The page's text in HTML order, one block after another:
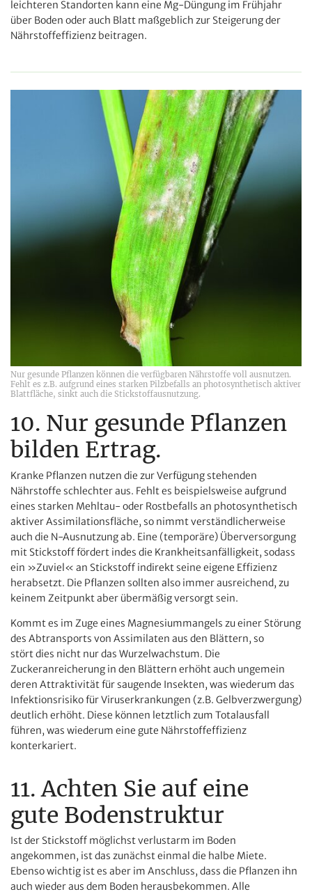
leichteren Standorten kann eine Mg-Düngung im Frühjahr
über Boden oder auch Blatt maßgeblich zur Steigerung der
Nährstoffeffizienz beitragen.
Nur gesunde Pflanzen können die verfügbaren Nährstoffe voll ausnutzen.
Fehlt es z.B. aufgrund eines starken Pilzbefalls an photosynthetisch aktiver
Blattfläche, sinkt auch die Stickstoffausnutzung.
10. Nur gesunde Pflanzen
bilden Ertrag.
Kranke Pflanzen nutzen die zur Verfügung stehenden
Nährstoffe schlechter aus. Fehlt es beispielsweise aufgrund
eines starken Mehltau- oder Rostbefalls an photosynthetisch
aktiver Assimilationsfläche, so nimmt verständlicherweise
auch die N-Ausnutzung ab. Eine (temporäre) Überversorgung
mit Stickstoff fördert indes die Krankheitsanfälligkeit, sodass
ein »Zuviel« an Stickstoff indirekt seine eigene Effizienz
herabsetzt. Die Pflanzen sollten also immer ausreichend, zu
keinem Zeitpunkt aber übermäßig versorgt sein.
Kommt es im Zuge eines Magnesiummangels zu einer Störung
des Abtransports von Assimilaten aus den Blättern, so
stört dies nicht nur das Wurzelwachstum. Die
Zuckeranreicherung in den Blättern erhöht auch ungemein
deren Attraktivität für saugende Insekten, was wiederum das
Infektionsrisiko für Viruserkrankungen (z.B. Gelbverzwergung)
deutlich erhöht. Diese können letztlich zum Totalausfall
führen, was wiederum eine gute Nährstoffeffizienz
konterkariert.
11. Achten Sie auf eine
gute Bodenstruktur
Ist der Stickstoff möglichst verlustarm im Boden
angekommen, ist das zunächst einmal die halbe Miete.
Ebenso wichtig ist es aber im Anschluss, dass die Pflanzen ihn
auch wieder aus dem Boden herausbekommen. Alle